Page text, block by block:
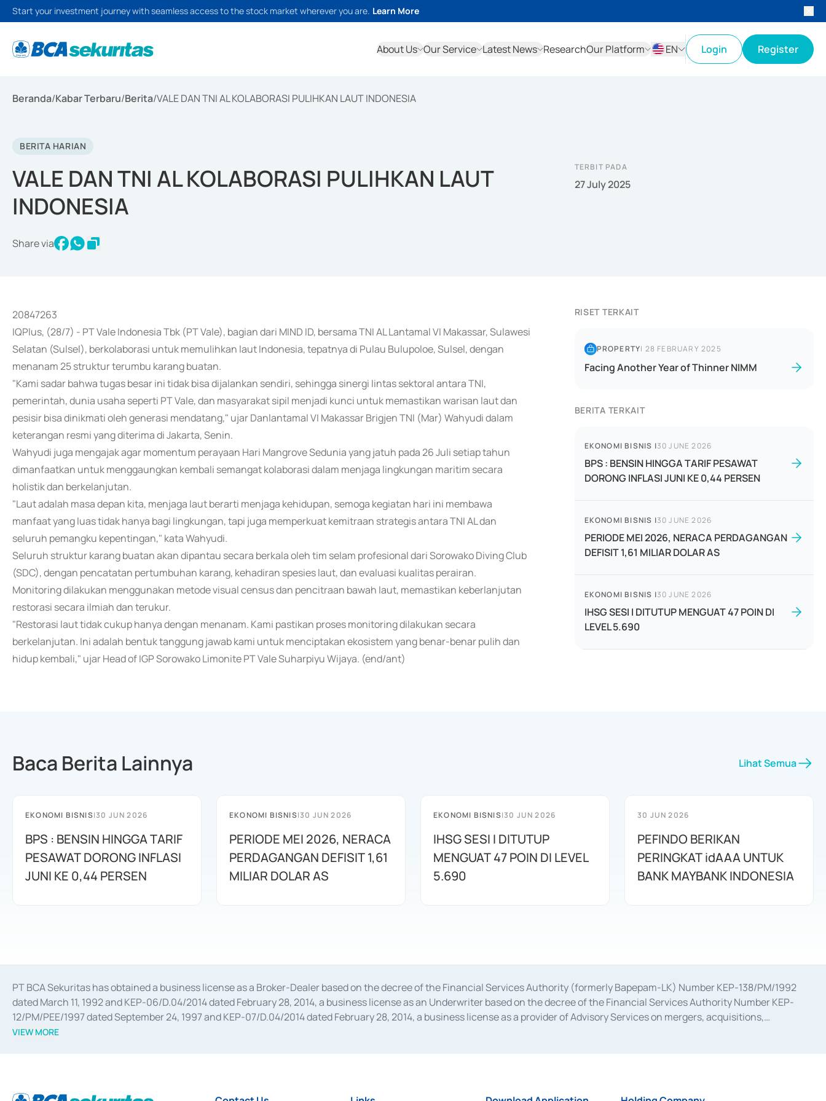
Start your investment journey with seamless access to the stock market wherever you are. Learn More
About Us Our Service Latest News ResearchOur Platform
EN
Login Register
Beranda/Kabar Terbaru/Berita/VALE DAN TNI AL KOLABORASI PULIHKAN LAUT INDONESIA
BERITA HARIAN
VALE DAN TNI AL KOLABORASI PULIHKAN LAUT
INDONESIA
Share via
TERBIT PADA
27 July 2025
20847263
IQPlus, (28/7) - PT Vale Indonesia Tbk (PT Vale), bagian dari MIND ID, bersama TNI AL Lantamal VI Makassar, Sulawesi
Selatan (Sulsel), berkolaborasi untuk memulihkan laut Indonesia, tepatnya di Pulau Bulupoloe, Sulsel, dengan
menanam 25 struktur terumbu karang buatan.
"Kami sadar bahwa tugas besar ini tidak bisa dijalankan sendiri, sehingga sinergi lintas sektoral antara TNI,
pemerintah, dunia usaha seperti PT Vale, dan masyarakat sipil menjadi kunci untuk memastikan warisan laut dan
pesisir bisa dinikmati oleh generasi mendatang," ujar Danlantamal VI Makassar Brigjen TNI (Mar) Wahyudi dalam
keterangan resmi yang diterima di Jakarta, Senin.
Wahyudi juga mengajak agar momentum perayaan Hari Mangrove Sedunia yang jatuh pada 26 Juli setiap tahun
dimanfaatkan untuk menggaungkan kembali semangat kolaborasi dalam menjaga lingkungan maritim secara
holistik dan berkelanjutan.
"Laut adalah masa depan kita, menjaga laut berarti menjaga kehidupan, semoga kegiatan hari ini membawa
manfaat yang luas tidak hanya bagi lingkungan, tapi juga memperkuat kemitraan strategis antara TNI AL dan
seluruh pemangku kepentingan," kata Wahyudi.
Seluruh struktur karang buatan akan dipantau secara berkala oleh tim selam profesional dari Sorowako Diving Club
(SDC), dengan pencatatan pertumbuhan karang, kehadiran spesies laut, dan evaluasi kualitas perairan.
Monitoring dilakukan menggunakan metode visual census dan pencitraan bawah laut, memastikan keberlanjutan
restorasi secara ilmiah dan terukur.
"Restorasi laut tidak cukup hanya dengan menanam. Kami pastikan proses monitoring dilakukan secara
berkelanjutan. Ini adalah bentuk tanggung jawab kami untuk menciptakan ekosistem yang benar-benar pulih dan
hidup kembali," ujar Head of IGP Sorowako Limonite PT Vale Suharpiyu Wijaya. (end/ant)
RISET TERKAIT
PROPERTY| 28 FEBRUARY 2025
Facing Another Year of Thinner NIMM
BERITA TERKAIT
EKONOMI BISNIS |30 JUNE 2026
BPS : BENSIN HINGGA TARIF PESAWAT
DORONG INFLASI JUNI KE 0,44 PERSEN
EKONOMI BISNIS |30 JUNE 2026
PERIODE MEI 2026, NERACA PERDAGANGAN
DEFISIT 1,61 MILIAR DOLAR AS
EKONOMI BISNIS |30 JUNE 2026
IHSG SESI I DITUTUP MENGUAT 47 POIN DI
LEVEL 5.690
Baca Berita Lainnya Lihat Semua
EKONOMI BISNIS|30 JUN 2026
BPS : BENSIN HINGGA TARIF
PESAWAT DORONG INFLASI
JUNI KE 0,44 PERSEN
EKONOMI BISNIS|30 JUN 2026
PERIODE MEI 2026, NERACA
PERDAGANGAN DEFISIT 1,61
MILIAR DOLAR AS
EKONOMI BISNIS|30 JUN 2026
IHSG SESI I DITUTUP
MENGUAT 47 POIN DI LEVEL
5.690
30 JUN 2026
PEFINDO BERIKAN
PERINGKAT idAAA UNTUK
BANK MAYBANK INDONESIA
PT BCA Sekuritas has obtained a business license as a Broker-Dealer based on the decree of the Financial Services Authority (formerly Bapepam-LK) Number KEP-138/PM/1992
dated March 11, 1992 and KEP-06/D.04/2014 dated February 28, 2014, a business license as an Underwriter based on the decree of the Financial Services Authority Number KEP-
12/PM/PEE/1997 dated September 24, 1997 and KEP-07/D.04/2014 dated February 28, 2014, a business license as a provider of Advisory Services on mergers, acquisitions,
divestments, and joint ventures based on the decree of the Financial Services Authority Number S-67/PM.21/2014 dated February 28, 2014, a business license as a provider of
Settlement of Commercial Paper Transactions whose license was issued in 2018.
VIEW MORE